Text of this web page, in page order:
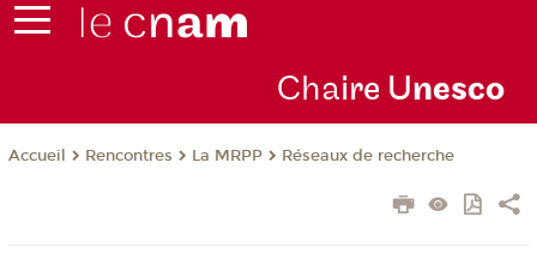
Chaire Unesco
Accueil Rencontres La MRPP Réseaux de recherche